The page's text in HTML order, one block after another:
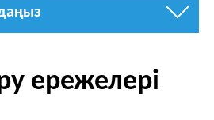
ережелері